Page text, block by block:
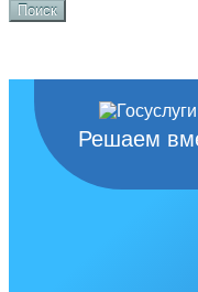
Поиск
Решаем